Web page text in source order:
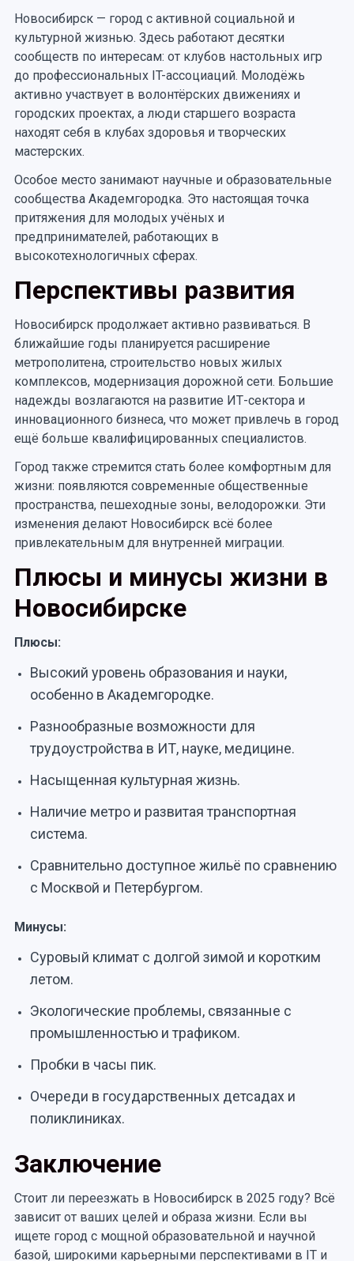
Новосибирск — город с активной социальной и
культурной жизнью. Здесь работают десятки
сообществ по интересам: от клубов настольных игр
до профессиональных IT-ассоциаций. Молодёжь
активно участвует в волонтёрских движениях и
городских проектах, а люди старшего возраста
находят себя в клубах здоровья и творческих
мастерских.
Особое место занимают научные и образовательные
сообщества Академгородка. Это настоящая точка
притяжения для молодых учёных и
предпринимателей, работающих в
высокотехнологичных сферах.
Перспективы развития
Новосибирск продолжает активно развиваться. В
ближайшие годы планируется расширение
метрополитена, строительство новых жилых
комплексов, модернизация дорожной сети. Большие
надежды возлагаются на развитие ИТ-сектора и
инновационного бизнеса, что может привлечь в город
ещё больше квалифицированных специалистов.
Город также стремится стать более комфортным для
жизни: появляются современные общественные
пространства, пешеходные зоны, велодорожки. Эти
изменения делают Новосибирск всё более
привлекательным для внутренней миграции.
Плюсы и минусы жизни в
Новосибирске
Плюсы:
Высокий уровень образования и науки,
особенно в Академгородке.
Разнообразные возможности для
трудоустройства в ИТ, науке, медицине.
Насыщенная культурная жизнь.
Наличие метро и развитая транспортная
система.
Сравнительно доступное жильё по сравнению
с Москвой и Петербургом.
Минусы:
Суровый климат с долгой зимой и коротким
летом.
Экологические проблемы, связанные с
промышленностью и трафиком.
Пробки в часы пик.
Очереди в государственных детсадах и
поликлиниках.
Заключение
Стоит ли переезжать в Новосибирск в 2025 году? Всё
зависит от ваших целей и образа жизни. Если вы
ищете город с мощной образовательной и научной
базой, широкими карьерными перспективами в IT и